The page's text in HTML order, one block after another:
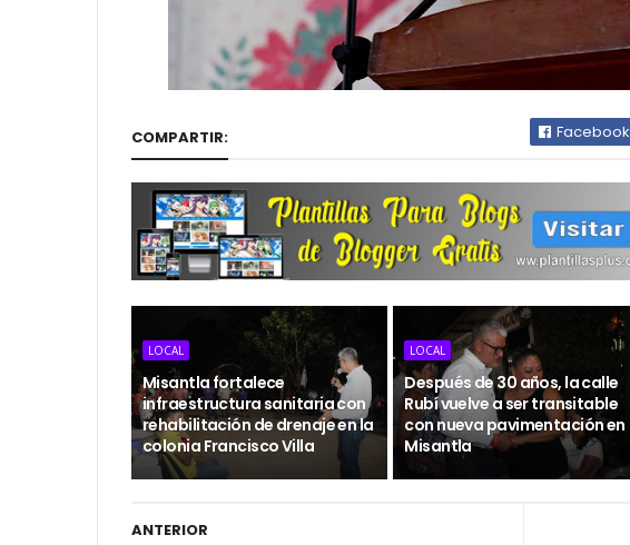
COMPARTIR: Facebook
LOCAL
Misantla fortalece
infraestructura sanitaria con
rehabilitación de drenaje en la
colonia Francisco Villa
LOCAL
Después de 30 años, la calle
Rubí vuelve a ser transitable
con nueva pavimentación en
Misantla
ANTERIOR